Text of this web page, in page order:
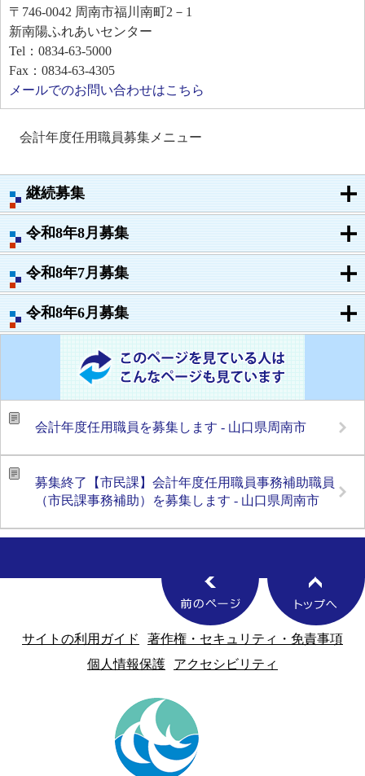
会計年度任用職員募集メニュー
継続募集
令和8年8月募集
令和8年7月募集
令和8年6月募集
会計年度任用職員を募集します - 山口県周南市
募集終了【市民課】会計年度任用職員事務補助職員
（市民課事務補助）を募集します - 山口県周南市
〒746-0042 周南市福川南町2－1
新南陽ふれあいセンター
Tel：0834-63-5000
Fax：0834-63-4305
メールでのお問い合わせはこちら
サイトの利用ガイド
著作権・セキュリティ・免責事項
個人情報保護
アクセシビリティ